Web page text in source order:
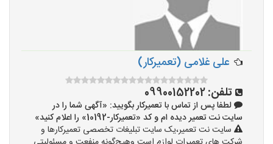
علی غلامی (تعمیرکار)
تلفن:09900152202
لطفا پس از تماس با تعمیرکار بگویید: «آگهی شما را در
سایت نت تعمیر دیده ام و کد «تعمیرکار-10192» را اعلام کنید»
سایت نت تعمیر،یک سایت تبلیغات تخصصی تعمیرکارها و